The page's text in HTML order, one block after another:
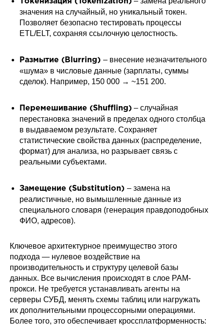
значения на случайный, но уникальный токен.
Позволяет безопасно тестировать процессы
ETL/ELT, сохраняя ссылочную целостность.
Размытие (Blurring) – внесение незначительного
«шума» в числовые данные (зарплаты, суммы
сделок). Например, 150 000 → ~151 200.
Перемешивание (Shuffling) – случайная
перестановка значений в пределах одного столбца
в выдаваемом результате. Сохраняет
статистические свойства данных (распределение,
формат) для анализа, но разрывает связь с
реальными субъектами.
Замещение (Substitution) – замена на
реалистичные, но вымышленные данные из
специального словаря (генерация правдоподобных
ФИО, адресов).
Ключевое архитектурное преимущество этого
подхода — нулевое воздействие на
производительность и структуру целевой базы
данных. Все вычисления происходят в слое PAM-
прокси. Не требуется устанавливать агенты на
серверы СУБД, менять схемы таблиц или нагружать
их дополнительными процессорными операциями.
Более того, это обеспечивает кроссплатформенность: